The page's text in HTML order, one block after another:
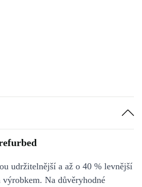
udržitelnější a až o 40 % levnější
Na důvěryhodné